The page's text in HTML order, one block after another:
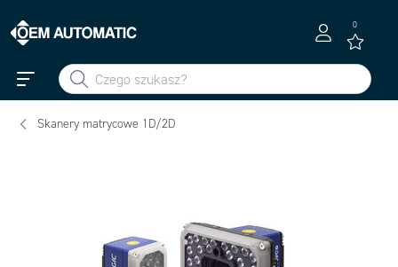
0
Skanery matrycowe 1D/2D